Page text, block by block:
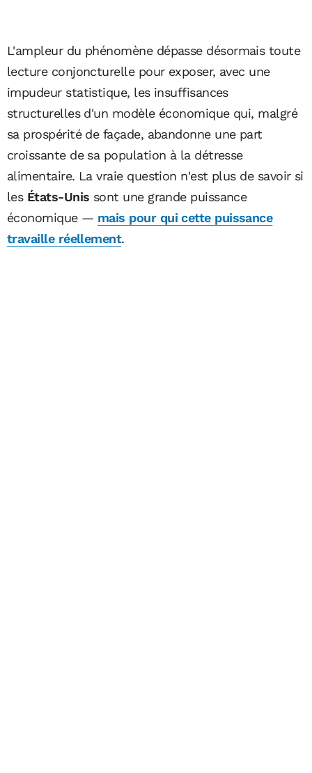
L'ampleur du phénomène dépasse désormais toute
lecture conjoncturelle pour exposer, avec une
impudeur statistique, les insuffisances
structurelles d'un modèle économique qui, malgré
sa prospérité de façade, abandonne une part
croissante de sa population à la détresse
alimentaire. La vraie question n'est plus de savoir si
les États-Unis sont une grande puissance
économique — mais pour qui cette puissance
travaille réellement.